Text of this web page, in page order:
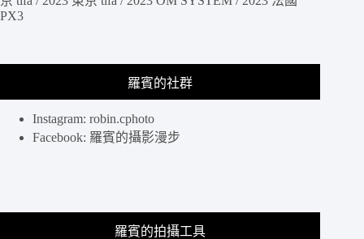
PX3
羅賓的社群
Instagram: robin.cphoto
Facebook: 羅賓的攝影漫步
羅賓的拍攝工具